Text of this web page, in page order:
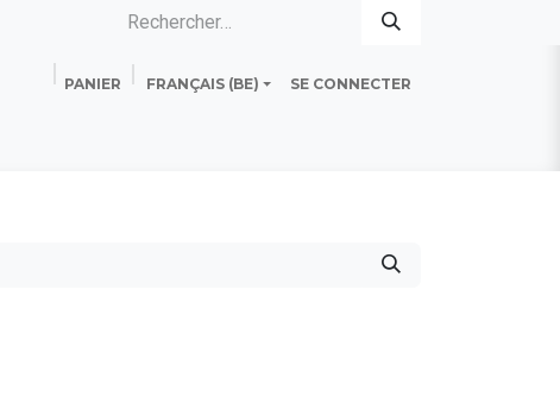
PANIER FRANÇAIS (BE) SE CONNECTER